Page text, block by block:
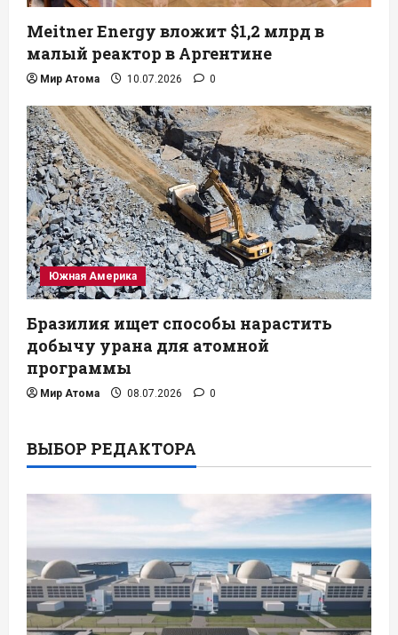
Meitner Energy вложит $1,2 млрд в
малый реактор в Аргентине
Мир Атома 10.07.2026 0
Южная Америка
Бразилия ищет способы нарастить
добычу урана для атомной
программы
Мир Атома 08.07.2026 0
ВЫБОР РЕДАКТОРА